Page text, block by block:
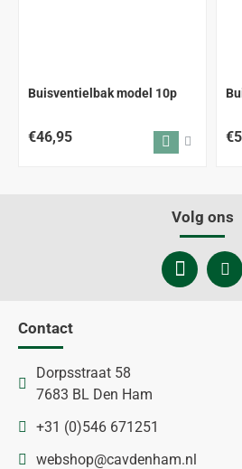
Buisventielbak model 10p
€46,95
Volg ons
Contact
Dorpsstraat 58
7683 BL Den Ham
+31 (0)546 671251
webshop@cavdenham.nl